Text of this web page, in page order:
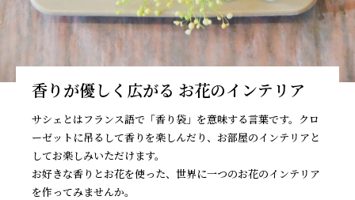
香りが優しく広がる お花のインテリア
サシェとはフランス語で「香り袋」を意味する言葉です。クロ
ーゼットに吊るして香りを楽しんだり、お部屋のインテリアと
してお楽しみいただけます。
お好きな香りとお花を使った、世界に一つのお花のインテリア
を作ってみませんか。